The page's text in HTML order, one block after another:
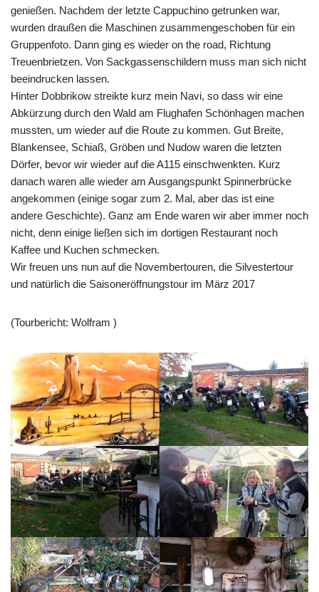
genießen. Nachdem der letzte Cappuchino getrunken war,
wurden draußen die Maschinen zusammengeschoben für ein
Gruppenfoto. Dann ging es wieder on the road, Richtung
Treuenbrietzen. Von Sackgassenschildern muss man sich nicht
beeindrucken lassen.
Hinter Dobbrikow streikte kurz mein Navi, so dass wir eine
Abkürzung durch den Wald am Flughafen Schönhagen machen
mussten, um wieder auf die Route zu kommen. Gut Breite,
Blankensee, Schiaß, Gröben und Nudow waren die letzten
Dörfer, bevor wir wieder auf die A115 einschwenkten. Kurz
danach waren alle wieder am Ausgangspunkt Spinnerbrücke
angekommen (einige sogar zum 2. Mal, aber das ist eine
andere Geschichte). Ganz am Ende waren wir aber immer noch
nicht, denn einige ließen sich im dortigen Restaurant noch
Kaffee und Kuchen schmecken.
Wir freuen uns nun auf die Novembertouren, die Silvestertour
und natürlich die Saisoneröffnungstour im März 2017
(Tourbericht: Wolfram )